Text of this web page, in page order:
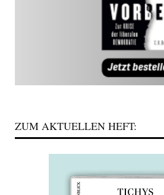
ZUM AKTUELLEN HEFT: